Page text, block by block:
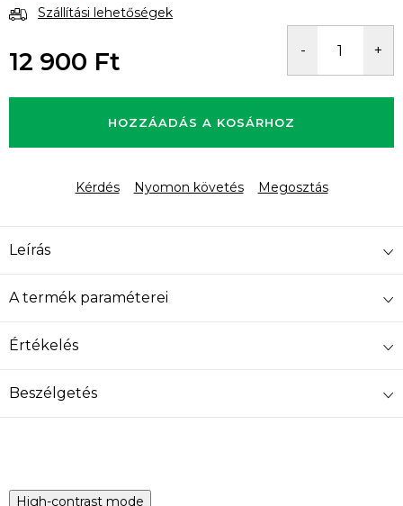
Szállítási lehetőségek
12 900 Ft
HOZZÁADÁS A KOSÁRHOZ
Kérdés Nyomon követés Megosztás
Leírás
A termék paraméterei
Értékelés
Beszélgetés
High-contrast mode